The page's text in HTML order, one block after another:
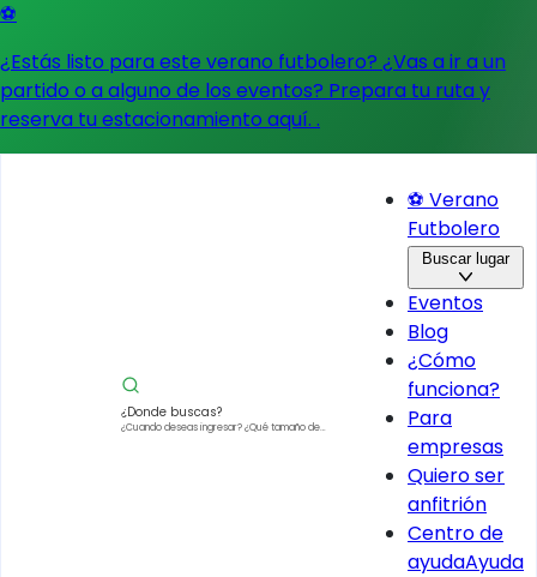
⚽
¿Estás listo para este verano futbolero? ¿Vas a ir a un
partido o a alguno de los eventos? Prepara tu ruta y
reserva tu estacionamiento aquí. .
¿Donde buscas?
¿Cuando deseas ingresar?¿Qué tamaño de
⚽ Verano
Futbolero
Buscar lugar
Eventos
Blog
¿Cómo
funciona?
Para
empresas
Quiero ser
anfitrión
Centro de
ayudaAyuda